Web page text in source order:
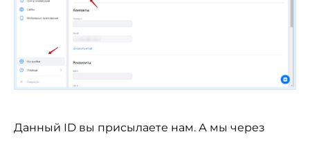
Данный ID вы присылаете нам. А мы через